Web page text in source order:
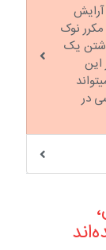
آرایش
نوک
یک
در